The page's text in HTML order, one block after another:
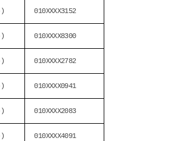
) 010XXXX3152
) 010XXXX8300
) 010XXXX2782
) 010XXXX0941
) 010XXXX2083
) 010XXXX4091